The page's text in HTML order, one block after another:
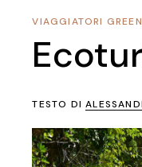
VIAGGIATORI GREEN
TESTO DI